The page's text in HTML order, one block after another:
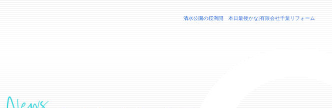
清水公園の桜満開 本日最後かな|有限会社千葉リフォーム